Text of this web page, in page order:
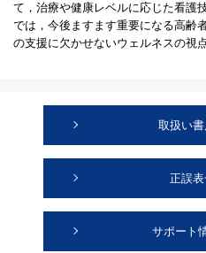
て，治療や健康レベルに応じた看護
では，今後ますます重要になる高齢
の支援に欠かせないウェルネスの視
取扱い
正誤
サポート